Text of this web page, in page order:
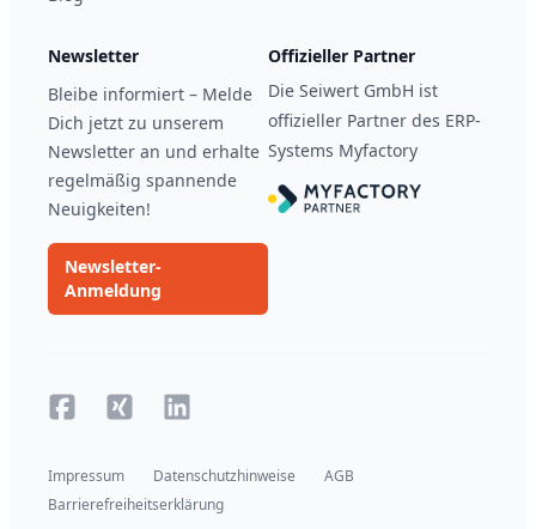
Newsletter
Bleibe informiert – Melde
Dich jetzt zu unserem
Newsletter an und erhalte
regelmäßig spannende
Neuigkeiten!
Newsletter-
Anmeldung
Offizieller Partner
Die Seiwert GmbH ist
offizieller Partner des ERP-
Systems Myfactory
Facebook
Xing Xing
Impressum Datenschutzhinweise
AGB
Barrierefreiheitserklärung